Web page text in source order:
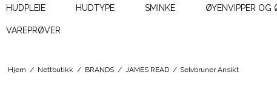
HUDPLEIE HUDTYPE SMINKE ØYENVIPPER OG
VAREPRØVER
Hjem / Nettbutikk / BRANDS / JAMES READ / Selvbruner Ansikt